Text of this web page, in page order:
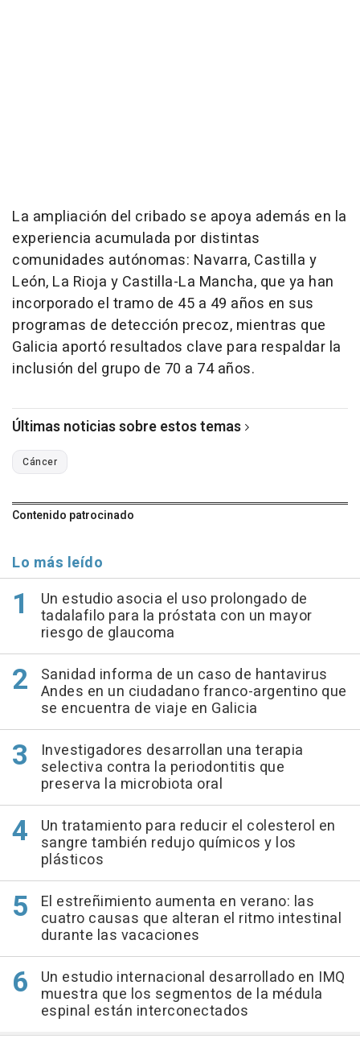
La ampliación del cribado se apoya además en la
experiencia acumulada por distintas
comunidades autónomas: Navarra, Castilla y
León, La Rioja y Castilla-La Mancha, que ya han
incorporado el tramo de 45 a 49 años en sus
programas de detección precoz, mientras que
Galicia aportó resultados clave para respaldar la
inclusión del grupo de 70 a 74 años.
Últimas noticias sobre estos temas
Cáncer
Contenido patrocinado
Lo más leído
Un estudio asocia el uso prolongado de
tadalafilo para la próstata con un mayor
riesgo de glaucoma
Sanidad informa de un caso de hantavirus
Andes en un ciudadano franco-argentino que
se encuentra de viaje en Galicia
Investigadores desarrollan una terapia
selectiva contra la periodontitis que
preserva la microbiota oral
Un tratamiento para reducir el colesterol en
sangre también redujo químicos y los
plásticos
El estreñimiento aumenta en verano: las
cuatro causas que alteran el ritmo intestinal
durante las vacaciones
Un estudio internacional desarrollado en IMQ
muestra que los segmentos de la médula
espinal están interconectados